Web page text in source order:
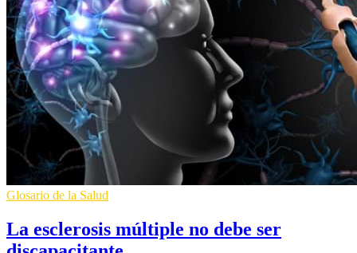
Glosario de la Salud
La esclerosis múltiple no debe ser